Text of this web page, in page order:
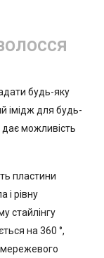
будь-яку
імідж для будь-
дає можливість
пластини
і рівну
стайлінгу
на 360 °,
мережевого